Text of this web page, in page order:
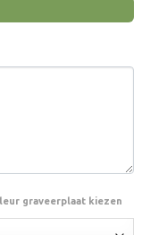
graveerplaat kiezen